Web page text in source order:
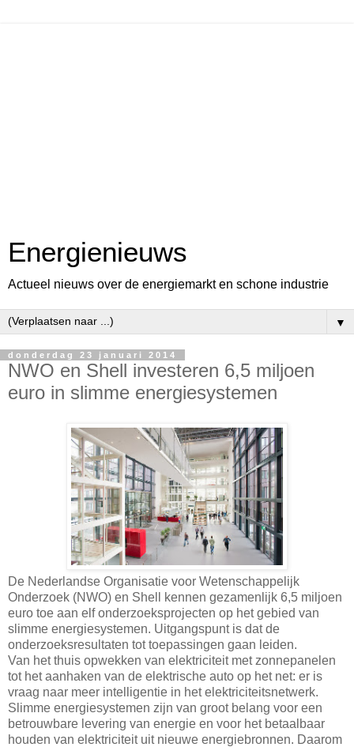
Energienieuws
Actueel nieuws over de energiemarkt en schone industrie
▼
donderdag 23 januari 2014
NWO en Shell investeren 6,5 miljoen
euro in slimme energiesystemen
De Nederlandse Organisatie voor Wetenschappelijk
Onderzoek (NWO) en Shell kennen gezamenlijk 6,5 miljoen
euro toe aan elf onderzoeksprojecten op het gebied van
slimme energiesystemen. Uitgangspunt is dat de
onderzoeksresultaten tot toepassingen gaan leiden.
Van het thuis opwekken van elektriciteit met zonnepanelen
tot het aanhaken van de elektrische auto op het net: er is
vraag naar meer intelligentie in het elektriciteitsnetwerk.
Slimme energiesystemen zijn van groot belang voor een
betrouwbare levering van energie en voor het betaalbaar
houden van elektriciteit uit nieuwe energiebronnen. Daarom